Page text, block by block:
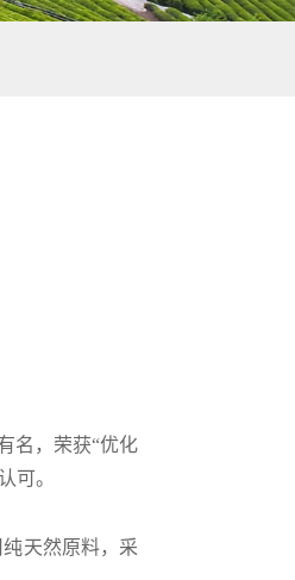
名，荣获“优化
可。
天然原料，采